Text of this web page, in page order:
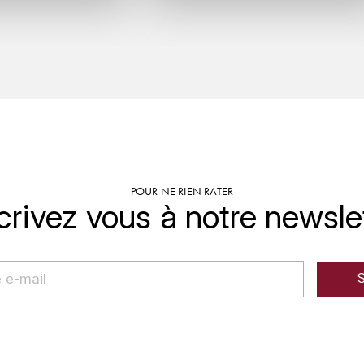
POUR NE RIEN RATER
vous à notre